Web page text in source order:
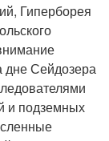
Гиперборея
дне Сейдозера
и подземных